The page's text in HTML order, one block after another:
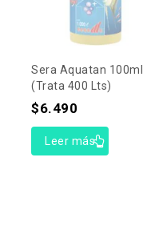
Sera Aquatan 100ml
(trata 400 Lts)
$6.490
Leer más